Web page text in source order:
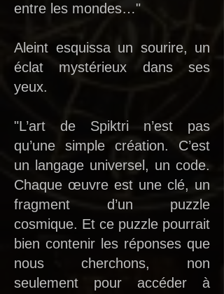
entre les mondes…"
Aleint esquissa un sourire, un
éclat mystérieux dans ses
yeux.
"L’art de Spiktri n’est pas
qu’une simple création. C’est
un langage universel, un code.
Chaque œuvre est une clé, un
fragment d’un puzzle
cosmique. Et ce puzzle pourrait
bien contenir les réponses que
nous cherchons, non
seulement pour accéder à